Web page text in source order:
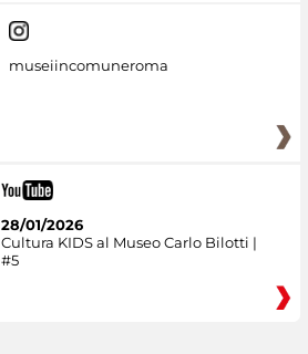
museiincomuneroma
28/01/2026
Cultura KIDS al Museo Carlo Bilotti |
#5